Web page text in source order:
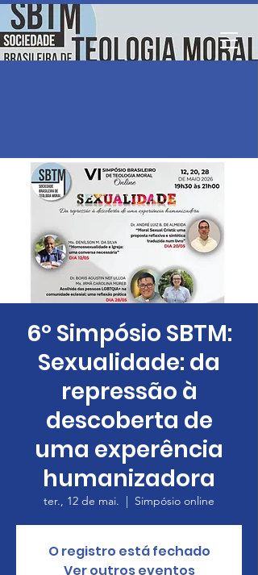
6º Simpósio SBTM:
Sexualidade: da
repressão à
descoberta de
uma experência
humanizadora
ter., 12 de mai.
  |
Simpósio online
O registro está fechado
Ver outros eventos